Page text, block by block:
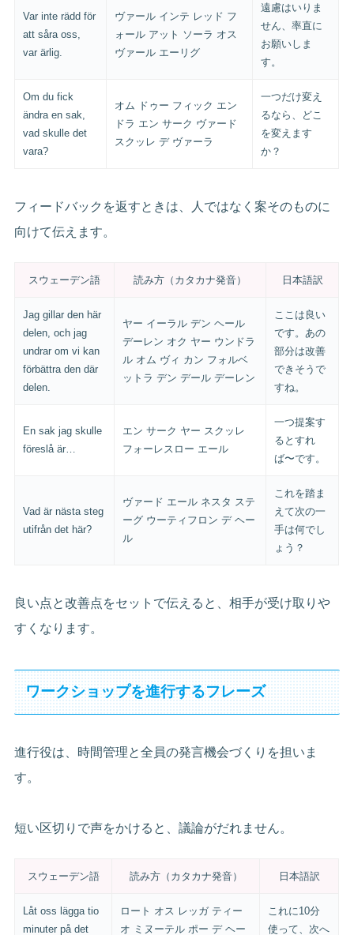
Var inte rädd för
att såra oss,
var ärlig.
ヴァール インテ レッド フ
ォール アット ソーラ オス
ヴァール エーリグ
遠慮はいりま
せん、率直に
お願いしま
す。
Om du fick
ändra en sak,
vad skulle det
vara?
オム ドゥー フィック エン
ドラ エン サーク ヴァード
スクッレ デ ヴァーラ
一つだけ変え
るなら、どこ
を変えます
か？
フィードバックを返すときは、人ではなく案そのものに
向けて伝えます。
スウェーデン語 読み方（カタカナ発音） 日本語訳
Jag gillar den här
delen, och jag
undrar om vi kan
förbättra den där
delen.
ヤー イーラル デン ヘール
デーレン オク ヤー ウンドラ
ル オム ヴィ カン フォルベ
ットラ デン デール デーレン
ここは良い
です。あの
部分は改善
できそうで
すね。
En sak jag skulle
föreslå är…
エン サーク ヤー スクッレ
フォーレスロー エール
一つ提案す
るとすれ
ば〜です。
Vad är nästa steg
utifrån det här?
ヴァード エール ネスタ ステ
ーグ ウーティフロン デ ヘー
ル
これを踏ま
えて次の一
手は何でし
ょう？
良い点と改善点をセットで伝えると、相手が受け取りや
すくなります。
ワークショップを進行するフレーズ
進行役は、時間管理と全員の発言機会づくりを担いま
す。
短い区切りで声をかけると、議論がだれません。
スウェーデン語 読み方（カタカナ発音） 日本語訳
Låt oss lägga tio
minuter på det
ロート オス レッガ ティー
オ ミヌーテル ポー デ ヘー
これに10分
使って、次へ